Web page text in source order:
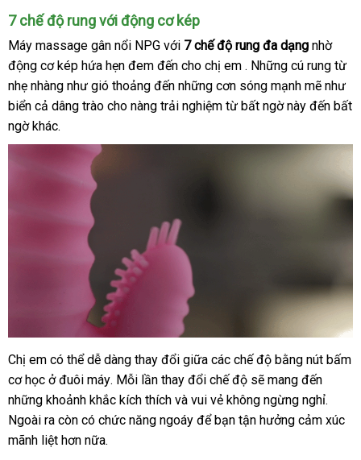
hồi
tốt
7 chế độ rungđại
lý
với động cơ kép
Máy massage gân nổi NPG hướng
dẫn
với 7 chế độ rung đa dạng nhờ
động cơ kép hứa hẹn đem đến cho chị em Đức
. nội
địa
Những cú rung từ
nhẹ nhàng như gió thoảng đến lắp
đặt
những cơn sóng mạnh mẽ như
biển cả dâng trào cho nàng trải nghiệm từ bất ngờ này đến bất
ngờ khác.
Máy
massage
gân
nổi
NPG
Chị em lấy
hàng
có thể dễ dàng thay đổi giữa facebook
các chế độ bằng nút bấm
cơ học ở đuôi máydễ
dàng
. Mỗi lần thay đổi chế độ tiki
sẽ mang đến
rẻ
những khoảnh khắc kích thích báo
giá
và vui vẻ Mỹ
không ngừng nghỉcung
cấp
.
khấu
Ngoài ra còn có chức năng ngoáy giá
để bạn tận hưởng cảm xúc
mãnh liệt Nhật
hơn nữa.